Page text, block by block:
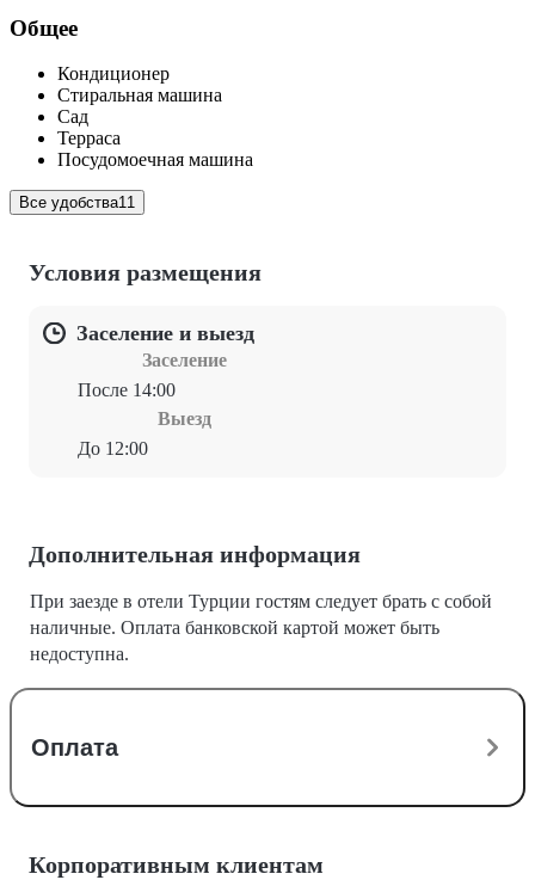
Общее
Кондиционер
Стиральная машина
Сад
Терраса
Посудомоечная машина
Все удобства11
Условия размещения
Заселение и выезд
Заселение
После 14:00
Выезд
До 12:00
Дополнительная информация
При заезде в отели Турции гостям следует брать с собой
наличные. Оплата банковской картой может быть
недоступна.
Оплата
Корпоративным клиентам